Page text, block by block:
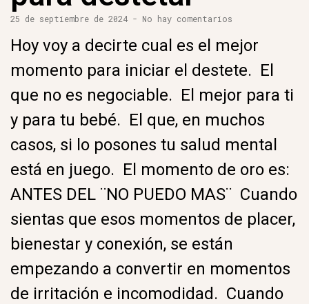
25 de septiembre de 2024 No hay comentarios
Hoy voy a decirte cual es el mejor
momento para iniciar el destete. El
que no es negociable. El mejor para ti
y para tu bebé. El que, en muchos
casos, si lo posones tu salud mental
está en juego. El momento de oro es:
ANTES DEL ¨NO PUEDO MAS¨ Cuando
sientas que esos momentos de placer,
bienestar y conexión, se están
empezando a convertir en momentos
de irritación e incomodidad. Cuando